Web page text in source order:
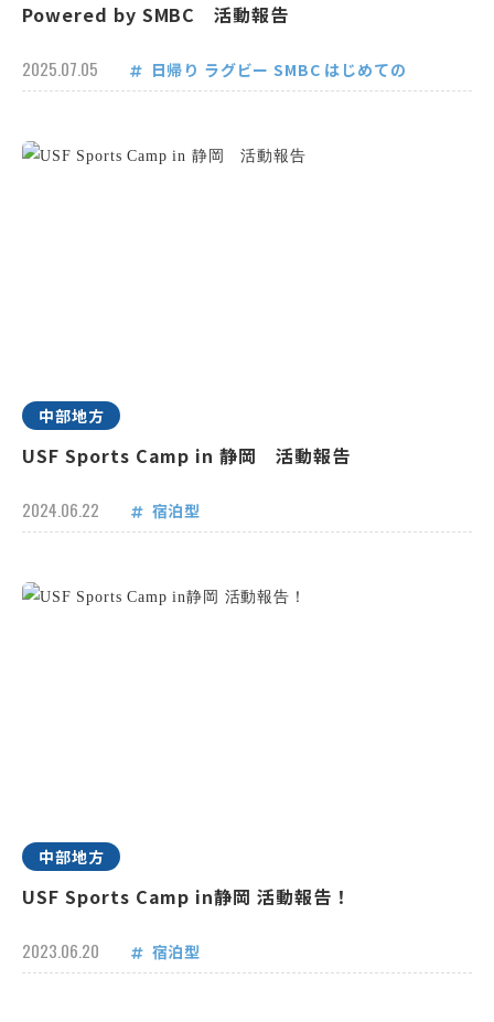
Powered by SMBC 活動報告
2025.07.05 日帰り ラグビー SMBC はじめての
中部地方
USF Sports Camp in 静岡 活動報告
2024.06.22 宿泊型
中部地方
USF Sports Camp in静岡 活動報告！
2023.06.20 宿泊型